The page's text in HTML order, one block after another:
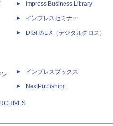
Impress Business Library
インプレスセミナー
DIGITAL X（デジタルクロス）
インプレスブックス
NextPublishing